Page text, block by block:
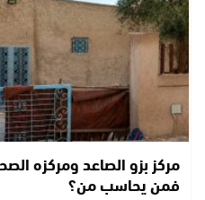
مركز بزو الصاعد ومركزه
فمن يحاسب من؟